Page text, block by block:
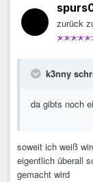
zurück
k3nny
da gibts noch
soweit ich weiß
eigentlich überall
gemacht wird